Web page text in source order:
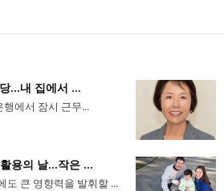
...내 집에서 ...
에서 잠시 근무...
용의 날...작은 ...
도 큰 영향력을 발휘할 ...